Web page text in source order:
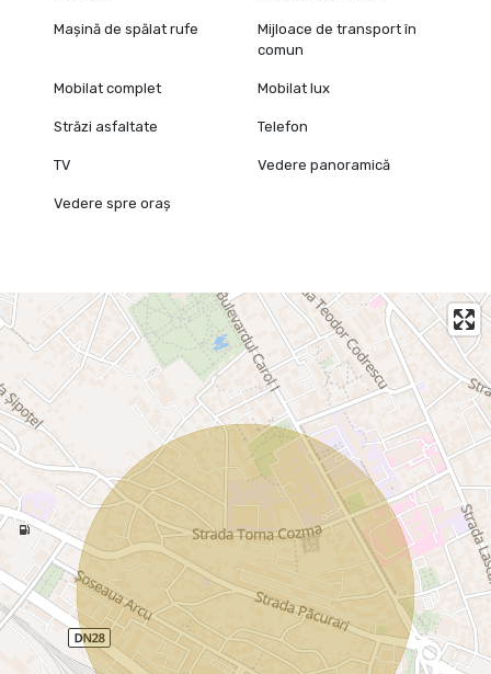
Mașină de spălat rufe
Mijloace de transport în
comun
Mobilat complet Mobilat lux
Străzi asfaltate Telefon
TV Vedere panoramică
Vedere spre oraș